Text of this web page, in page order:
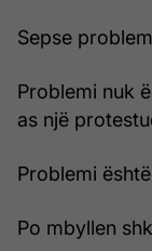
Sepse
Problemi nuk
as një
Problemi
Po mbyllen